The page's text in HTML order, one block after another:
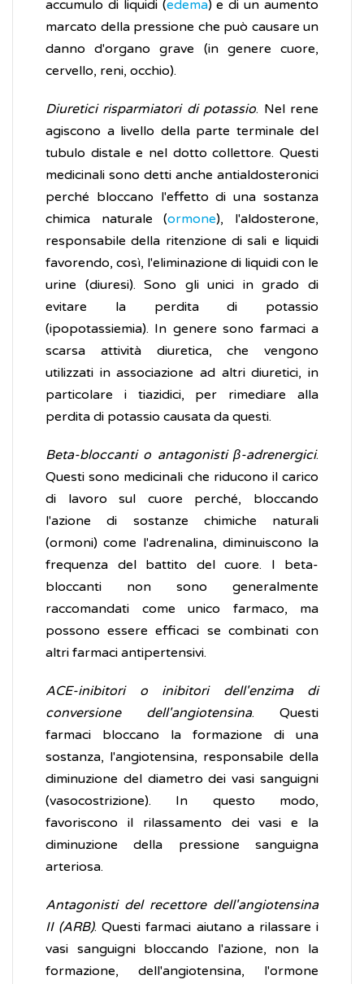
accumulo di liquidi (edema) e di un aumento
marcato della pressione che può causare un
danno d'organo grave (in genere cuore,
cervello, reni, occhio).
Diuretici risparmiatori di potassio. Nel rene
agiscono a livello della parte terminale del
tubulo distale e nel dotto collettore. Questi
medicinali sono detti anche antialdosteronici
perché bloccano l'effetto di una sostanza
chimica naturale (ormone), l'aldosterone,
responsabile della ritenzione di sali e liquidi
favorendo, così, l'eliminazione di liquidi con le
urine (diuresi). Sono gli unici in grado di
evitare la perdita di potassio
(ipopotassiemia). In genere sono farmaci a
scarsa attività diuretica, che vengono
utilizzati in associazione ad altri diuretici, in
particolare i tiazidici, per rimediare alla
perdita di potassio causata da questi.
Beta-bloccanti o antagonisti β-adrenergici.
Questi sono medicinali che riducono il carico
di lavoro sul cuore perché, bloccando
l'azione di sostanze chimiche naturali
(ormoni) come l'adrenalina, diminuiscono la
frequenza del battito del cuore. I beta-
bloccanti non sono generalmente
raccomandati come unico farmaco, ma
possono essere efficaci se combinati con
altri farmaci antipertensivi.
ACE-inibitori o inibitori dell'enzima di
conversione dell'angiotensina. Questi
farmaci bloccano la formazione di una
sostanza, l'angiotensina, responsabile della
diminuzione del diametro dei vasi sanguigni
(vasocostrizione). In questo modo,
favoriscono il rilassamento dei vasi e la
diminuzione della pressione sanguigna
arteriosa.
Antagonisti del recettore dell'angiotensina
II (ARB). Questi farmaci aiutano a rilassare i
vasi sanguigni bloccando l'azione, non la
formazione, dell'angiotensina, l'ormone